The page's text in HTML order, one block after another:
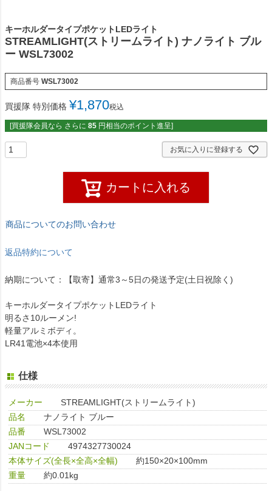
キーホルダータイプポケットLEDライト
STREAMLIGHT(ストリームライト) ナノライト ブル
ー WSL73002
商品番号 WSL73002
買援隊 特別価格 ¥1,870税込
[買援隊会員なら さらに 85 円相当のポイント進呈]
お気に入りに登録する
カートに入れる
商品についてのお問い合わせ
返品特約について
納期について：【取寄】通常3～5日の発送予定(土日祝除く)
キーホルダータイプポケットLEDライト
明るさ10ルーメン!
軽量アルミボディ。
LR41電池×4本使用
仕様
メーカー
STREAMLIGHT(ストリームライト)
品名
ナノライト ブルー
品番
WSL73002
JANコード
4974327730024
本体サイズ(全長×全高×全幅)
約150×20×100mm
重量
約0.01kg